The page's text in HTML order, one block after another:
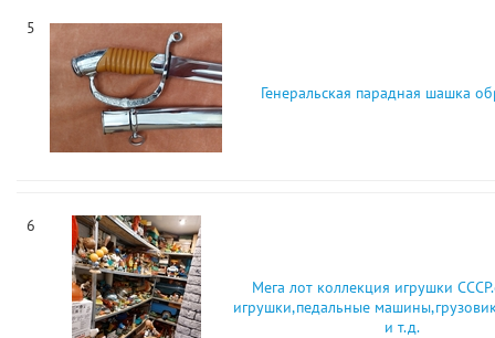
5
Генеральская парадная шашка
6
Мега лот коллекция игрушки
игрушки,педальные
и т.д.